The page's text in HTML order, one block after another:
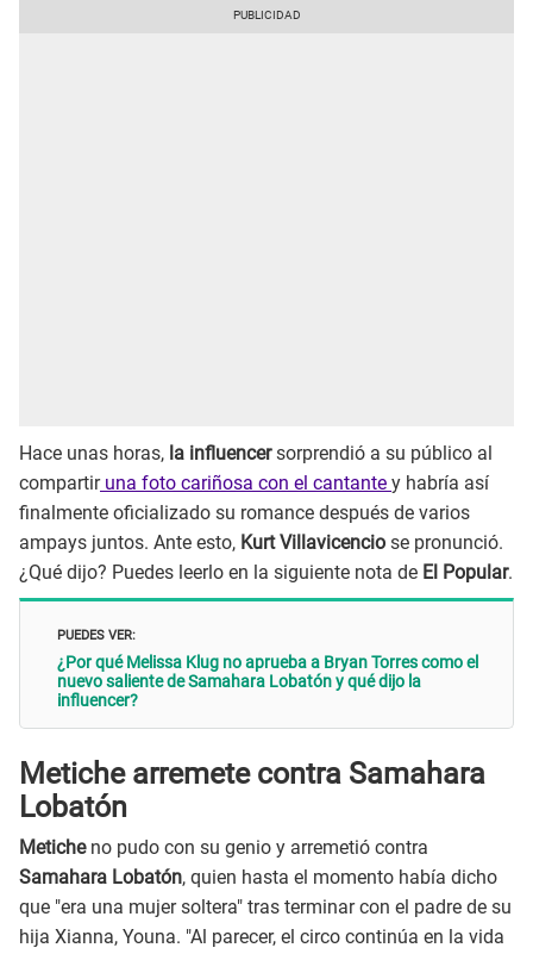
Hace unas horas, la influencersorprendió a su público al
compartiruna foto cariñosa con el cantante y habría así
finalmente oficializado su romance después de varios
ampays juntos. Ante esto, Kurt Villavicencio se pronunció.
¿Qué dijo? Puedes leerlo en la siguiente nota de El Popular.
PUEDES VER:
¿Por qué Melissa Klug no aprueba a Bryan Torres como el
nuevo saliente de Samahara Lobatón y qué dijo la
influencer?
Metiche arremete contra Samahara
Lobatón
Metiche no pudo con su genio y arremetió contra
Samahara Lobatón, quien hasta el momento había dicho
que "era una mujer soltera" tras terminar con el padre de su
hija Xianna, Youna. "Al parecer, el circo continúa en la vida